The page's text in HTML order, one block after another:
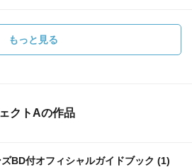
もっと見る
クトAの作品
BD付オフィシャルガイドブック (1)